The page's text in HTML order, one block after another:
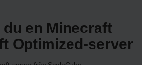
du en Minecraft
Optimized-server